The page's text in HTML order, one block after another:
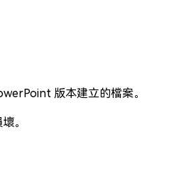
版本建立的檔案。
。